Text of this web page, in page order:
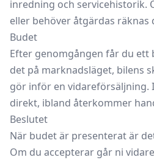
inredning och servicehistorik.
eller behöver åtgärdas räknas
Budet
Efter genomgången får du ett
det på marknadsläget, bilens
gör inför en vidareförsäljning.
direkt, ibland återkommer
Beslutet
När budet är presenterat är
Om du accepterar går ni